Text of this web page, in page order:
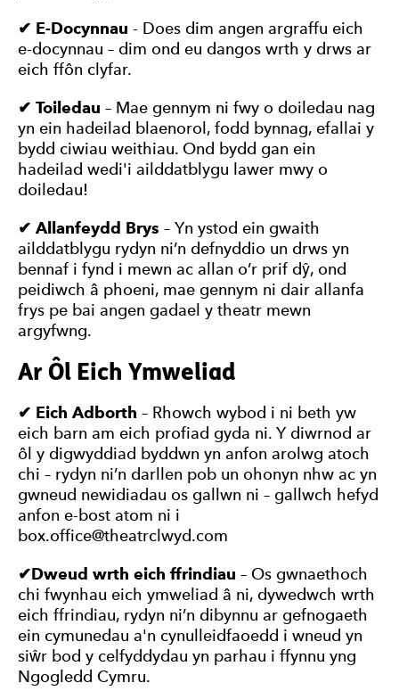
✔ E-Docynnau - Does dim angen argraffu eich
e-docynnau – dim ond eu dangos wrth y drws ar
eich ffôn clyfar.
✔ Toiledau – Mae gennym ni fwy o doiledau nag
yn ein hadeilad blaenorol, fodd bynnag, efallai y
bydd ciwiau weithiau. Ond bydd gan ein
hadeilad wedi'i ailddatblygu lawer mwy o
doiledau!
✔ Allanfeydd Brys – Yn ystod ein gwaith
ailddatblygu rydyn ni’n defnyddio un drws yn
bennaf i fynd i mewn ac allan o’r prif dŷ, ond
peidiwch â phoeni, mae gennym ni dair allanfa
frys pe bai angen gadael y theatr mewn
argyfwng.
Ar Ôl Eich Ymweliad
✔ Eich Adborth – Rhowch wybod i ni beth yw
eich barn am eich profiad gyda ni. Y diwrnod ar
ôl y digwyddiad byddwn yn anfon arolwg atoch
chi – rydyn ni’n darllen pob un ohonyn nhw ac yn
gwneud newidiadau os gallwn ni – gallwch hefyd
anfon e-bost atom ni i
box.office@theatrclwyd.com
✔Dweud wrth eich ffrindiau – Os gwnaethoch
chi fwynhau eich ymweliad â ni, dywedwch wrth
eich ffrindiau, rydyn ni’n dibynnu ar gefnogaeth
ein cymunedau a'n cynulleidfaoedd i wneud yn
siŵr bod y celfyddydau yn parhau i ffynnu yng
Ngogledd Cymru.